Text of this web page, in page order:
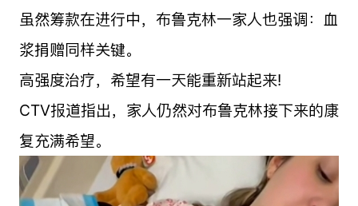
虽然筹款在进行中，布鲁克林一家人也强调：血
浆捐赠同样关键。
高强度治疗，希望有一天能重新站起来!
CTV报道指出，家人仍然对布鲁克林接下来的康
复充满希望。